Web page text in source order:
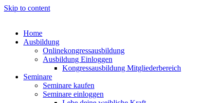
Skip to content
Home
Ausbildung
Onlinekongressausbildung
Ausbildung Einloggen
Kongressausbildung Mitgliederbereich
Seminare
Seminare kaufen
Seminare einloggen